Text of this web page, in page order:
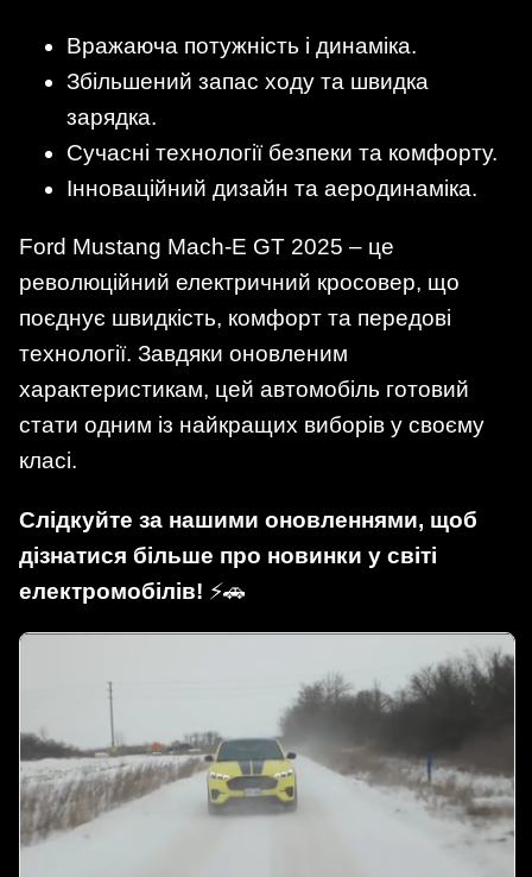
Вражаюча потужність і динаміка.
Збільшений запас ходу та швидка
зарядка.
Сучасні технології безпеки та комфорту.
Інноваційний дизайн та аеродинаміка.
Ford Mustang Mach-E GT 2025 – це
революційний електричний кросовер, що
поєднує швидкість, комфорт та передові
технології. Завдяки оновленим
характеристикам, цей автомобіль готовий
стати одним із найкращих виборів у своєму
класі.
Слідкуйте за нашими оновленнями, щоб
дізнатися більше про новинки у світі
електромобілів! ⚡🚗